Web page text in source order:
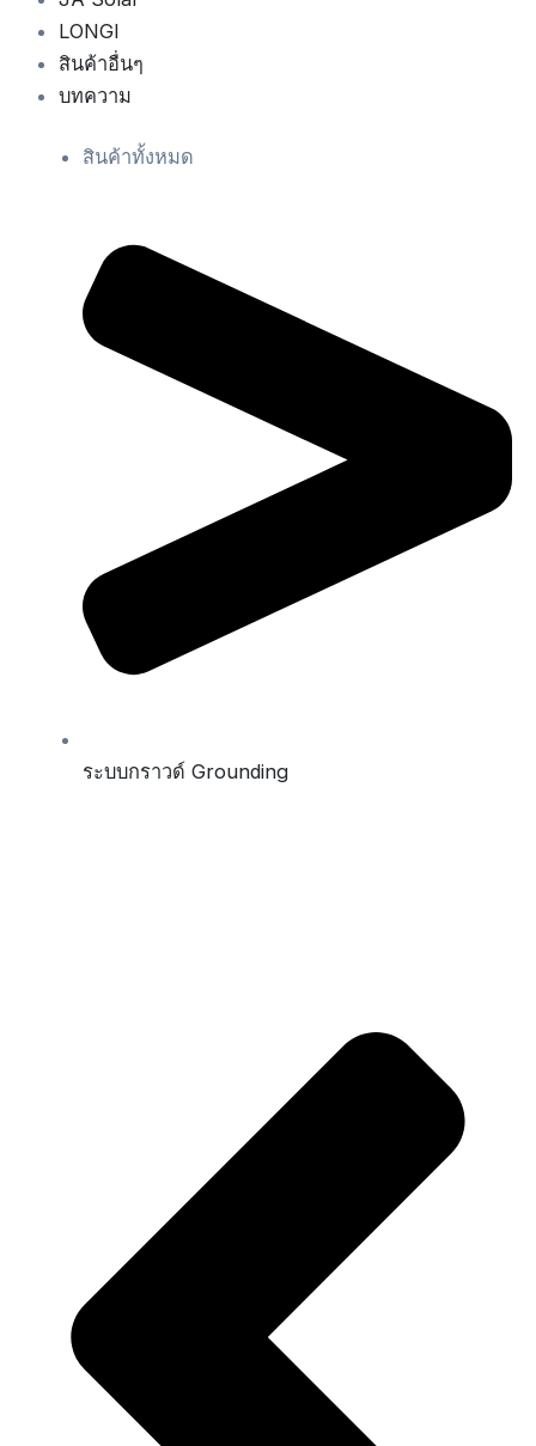
LONGI
สินค้าอื่นๆ
บทความ
สินค้าทั้งหมด
ระบบกราวด์ Grounding